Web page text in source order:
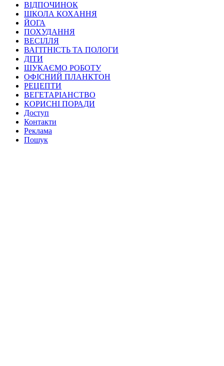
ВІДПОЧИНОК
ШКОЛА КОХАННЯ
ЙОГА
ПОХУДАННЯ
ВЕСІЛЛЯ
ВАГІТНІСТЬ ТА ПОЛОГИ
ДІТИ
ШУКАЄМО РОБОТУ
ОФІСНИЙ ПЛАНКТОН
РЕЦЕПТИ
ВЕГЕТАРІАНСТВО
КОРИСНІ ПОРАДИ
Доступ
Контакти
Реклама
Пошук